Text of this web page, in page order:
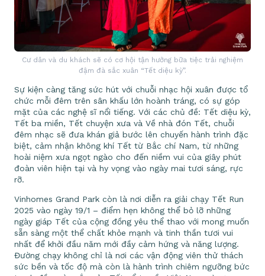
Cư dân và du khách sẽ có cơ hội tận hưởng bữa tiệc trải nghiệm
đậm đà sắc xuân “Tết diệu kỳ”.
Sự kiện càng tăng sức hút với chuỗi nhạc hội xuân được tổ
chức mỗi đêm trên sân khấu lớn hoành tráng, có sự góp
mặt của các nghệ sĩ nổi tiếng. Với các chủ đề: Tết diệu kỳ,
Tết ba miền, Tết chuyện xưa và Về nhà đón Tết, chuỗi
đêm nhạc sẽ đưa khán giả bước lên chuyến hành trình đặc
biệt, cảm nhận không khí Tết từ Bắc chí Nam, từ những
hoài niệm xưa ngọt ngào cho đến niềm vui của giây phút
đoàn viên hiện tại và hy vọng vào ngày mai tươi sáng, rực
rỡ.
Vinhomes Grand Park còn là nơi diễn ra giải chạy Tết Run
2025 vào ngày 19/1 – điểm hẹn không thể bỏ lỡ những
ngày giáp Tết của cộng đồng yêu thể thao với mong muốn
sẵn sàng một thể chất khỏe mạnh và tinh thần tươi vui
nhất để khởi đầu năm mới đầy cảm hứng và năng lượng.
Đường chạy không chỉ là nơi các vận động viên thử thách
sức bền và tốc độ mà còn là hành trình chiêm ngưỡng bức